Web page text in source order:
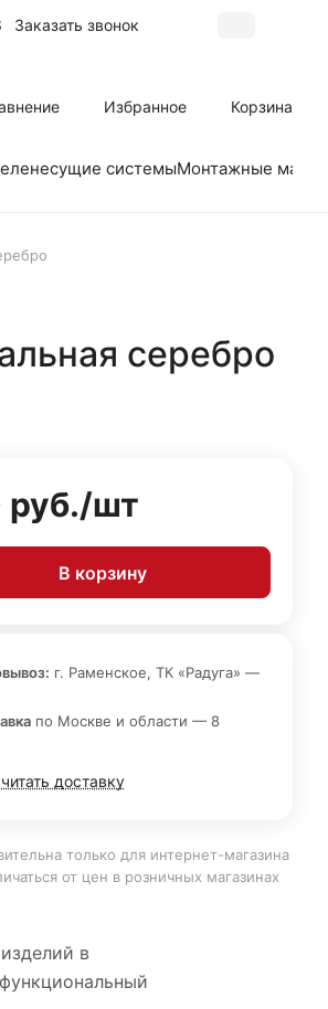
Заказать звонок
Избранное Корзина
системыМонтажные
серебро
руб./шт
В корзину
г. Раменское, ТК «Радуга» —
по Москве и области — 8
доставку
только для интернет-магазина
от цен в розничных магазинах
в